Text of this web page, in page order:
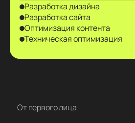
Разработка дизайна
Разработка сайта
Оптимизация контента
Техническая оптимизация
От первого лица